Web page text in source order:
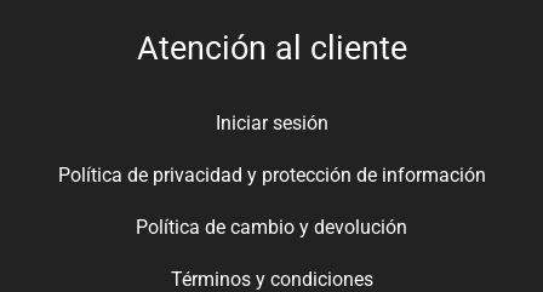
Atención al cliente
Iniciar sesión
Política de privacidad y protección de información
Política de cambio y devolución
Términos y condiciones